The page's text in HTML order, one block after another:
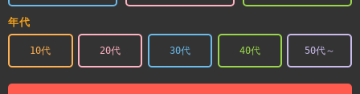
年代
10代 20代 30代 40代 50代～